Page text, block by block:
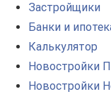
Застройщики
Банки и
Калькулятор
Новостройки
Новостройки